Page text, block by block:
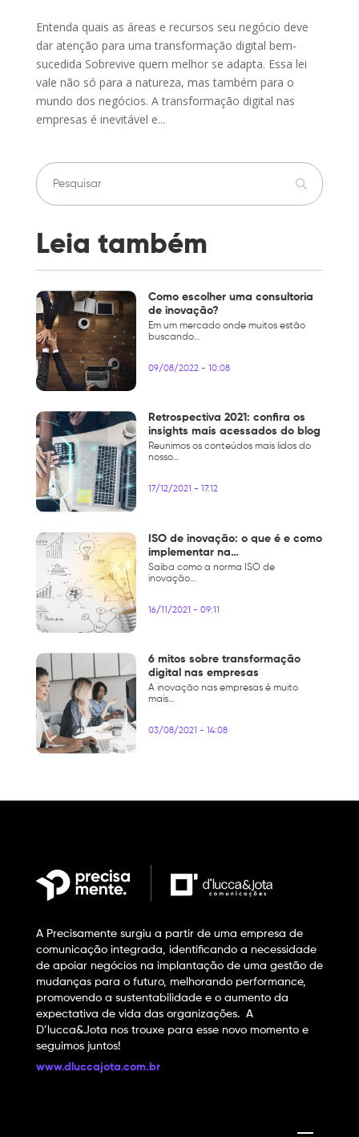
Entenda quais as áreas e recursos seu negócio deve
dar atenção para uma transformação digital bem-
sucedida Sobrevive quem melhor se adapta. Essa lei
vale não só para a natureza, mas também para o
mundo dos negócios. A transformação digital nas
empresas é inevitável e...
Leia também
Como escolher uma consultoria
de inovação?
Em um mercado onde muitos estão
buscando…
09/08/2022 - 10:08
Retrospectiva 2021: confira os
insights mais acessados do blog
Reunimos os conteúdos mais lidos do
nosso…
17/12/2021 - 17:12
ISO de inovação: o que é e como
implementar na…
Saiba como a norma ISO de
inovação…
16/11/2021 - 09:11
6 mitos sobre transformação
digital nas empresas
A inovação nas empresas é muito
mais…
03/08/2021 - 14:08
A Precisamente surgiu a partir de uma empresa de
comunicação integrada, identificando a necessidade
de apoiar negócios na implantação de uma gestão de
mudanças para o futuro, melhorando performance,
promovendo a sustentabilidade e o aumento da
expectativa de vida das organizações. A
D’lucca&Jota nos trouxe para esse novo momento e
seguimos juntos!
www.dluccajota.com.br